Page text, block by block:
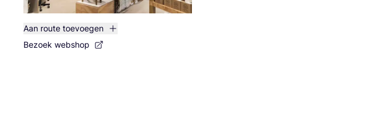
Aan route toevoegen
Bezoek webshop